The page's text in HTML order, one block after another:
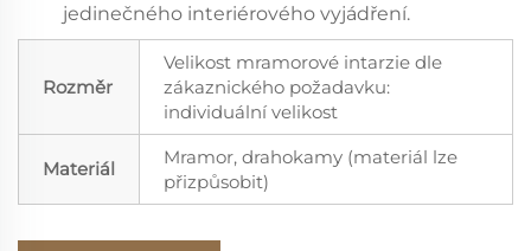
jedinečného interiérového vyjádření.
Rozměr
Velikost mramorové intarzie dle
zákaznického požadavku:
individuální velikost
Materiál
Mramor, drahokamy (materiál lze
přizpůsobit)